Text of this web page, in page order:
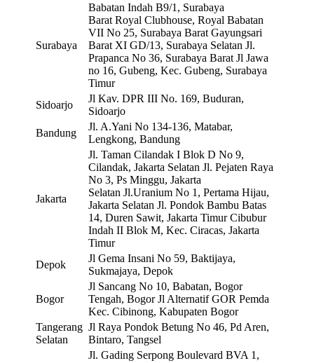
Surabaya
Babatan Indah B9/1, Surabaya
Barat Royal Clubhouse, Royal Babatan
VII No 25, Surabaya Barat Gayungsari
Barat XI GD/13, Surabaya Selatan Jl.
Prapanca No 36, Surabaya Barat Jl Jawa
no 16, Gubeng, Kec. Gubeng, Surabaya
Timur
Sidoarjo
Jl Kav. DPR III No. 169, Buduran,
Sidoarjo
Bandung
Jl. A.Yani No 134-136, Matabar,
Lengkong, Bandung
Jakarta
Jl. Taman Cilandak I Blok D No 9,
Cilandak, Jakarta Selatan Jl. Pejaten Raya
No 3, Ps Minggu, Jakarta
Selatan Jl.Uranium No 1, Pertama Hijau,
Jakarta Selatan Jl. Pondok Bambu Batas
14, Duren Sawit, Jakarta Timur Cibubur
Indah II Blok M, Kec. Ciracas, Jakarta
Timur
Depok
Jl Gema Insani No 59, Baktijaya,
Sukmajaya, Depok
Bogor
Jl Sancang No 10, Babatan, Bogor
Tengah, Bogor Jl Alternatif GOR Pemda
Kec. Cibinong, Kabupaten Bogor
Tangerang
Selatan
Jl Raya Pondok Betung No 46, Pd Aren,
Bintaro, Tangsel
Jl. Gading Serpong Boulevard BVA 1,